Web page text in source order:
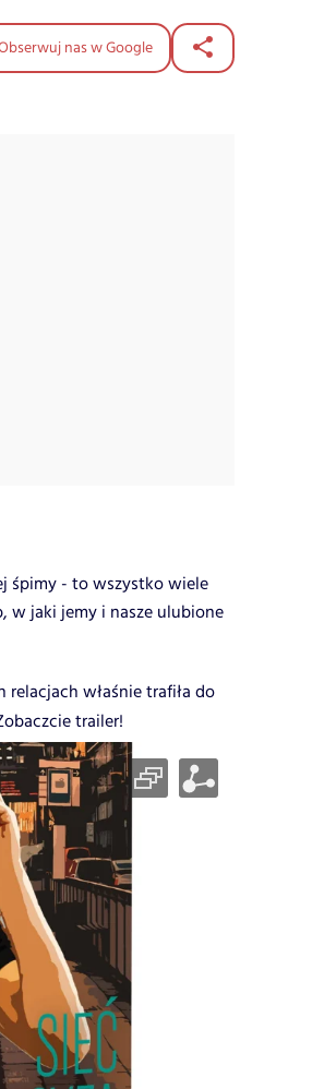
nas w Google
śpimy - to wszystko wiele
w jaki jemy i nasze ulubione
relacjach właśnie trafiła do
trailer!